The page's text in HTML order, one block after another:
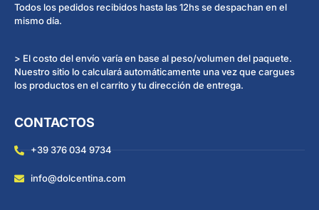
Todos los pedidos recibidos hasta las 12hs se despachan en el
mismo día.
> El costo del envío varía en base al peso/volumen del paquete.
Nuestro sitio lo calculará automáticamente una vez que cargues
los productos en el carrito y tu dirección de entrega.
CONTACTOS
+39 376 034 9734
info@dolcentina.com